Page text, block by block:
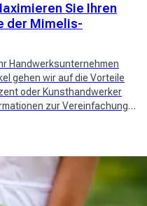
Sie Ihren
der Mimelis-
Handwerksunternehmen
gehen wir auf die Vorteile
oder Kunsthandwerker
zur Vereinfachung